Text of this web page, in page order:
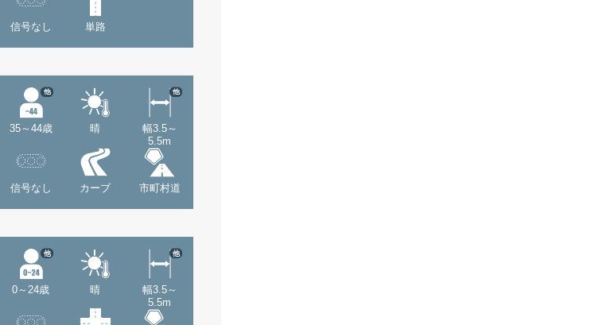
信号なし 単路
35～44歳
他
晴
幅3.5～
5.5m
他
信号なし カーブ 市町村道
0～24歳
他
晴
幅3.5～
5.5m
他